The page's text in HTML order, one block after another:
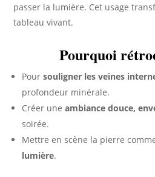
passer la lumière. Cet usage
tableau vivant.
Pourquoi
Poursouligner les veines
profondeur minérale.
Créer uneambiance douce,
soirée.
Mettre en scène la pierre
lumière.